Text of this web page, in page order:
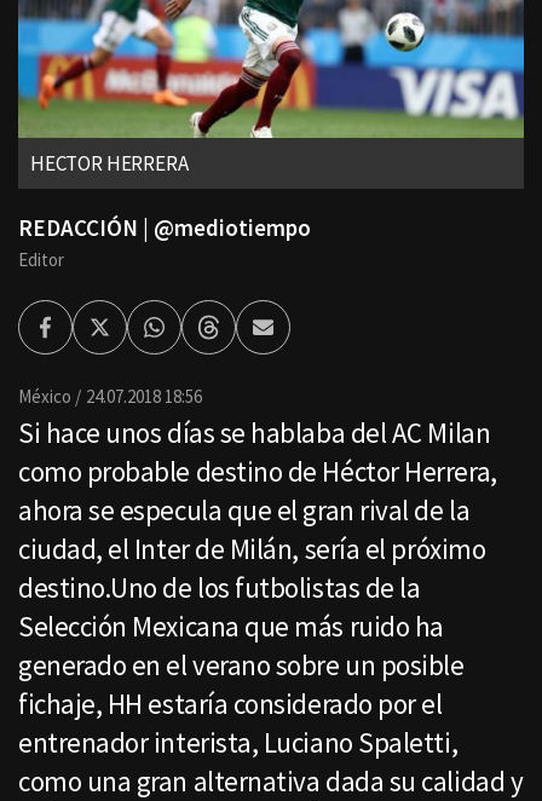
HECTOR HERRERA
REDACCIÓN | @mediotiempo
Editor
FacebookTwitterWhatsappThreadsEnviar
por
México 24.07.2018 18:56
Si hace unos días se hablaba del AC Milan
como probable destino de Héctor Herrera,
ahora se especula que el gran rival de la
ciudad, el Inter de Milán, sería el próximo
destino.Uno de los futbolistas de la
Selección Mexicana que más ruido ha
generado en el verano sobre un posible
fichaje, HH estaría considerado por el
entrenador interista, Luciano Spaletti,
como una gran alternativa dada su calidad y